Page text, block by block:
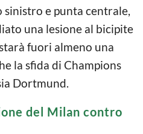
e punta centrale,
una lesione al bicipite
fuori almeno una
la sfida di Champions
Dortmund.
del Milan contro